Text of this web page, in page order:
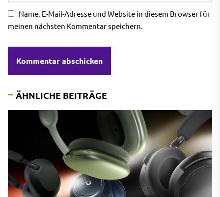
Name, E-Mail-Adresse und Website in diesem Browser für
meinen nächsten Kommentar speichern.
ÄHNLICHE BEITRÄGE